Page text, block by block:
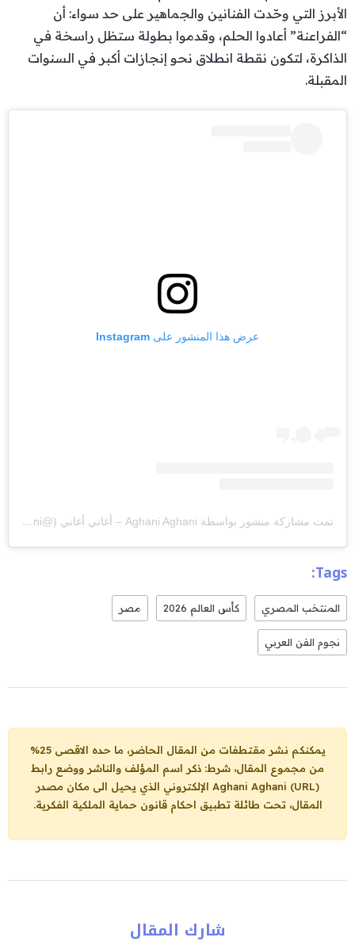
الأبرز التي وحّدت الفنانين والجماهير على حد سواء: أن
“الفراعنة” أعادوا الحلم، وقدموا بطولة ستظل راسخة في
الذاكرة، لتكون نقطة انطلاق نحو إنجازات أكبر في السنوات
المقبلة.
عرض هذا المنشور على Instagram
تمت مشاركة منشور بواسطة ‏‎Aghani Aghani – أغاني أغاني‎‏ (@‏‎aghaniaghani‎‏)
Tags:
المنتخب المصري كأس العالم 2026 مصر
نجوم الفن العربي
يمكنكم نشر مقتطفات من المقال الحاضر، ما حده الاقصى 25%
من مجموع المقال، شرط: ذكر اسم المؤلف والناشر ووضع رابط
Aghani Aghani (URL) الإلكتروني الذي يحيل الى مكان مصدر
المقال، تحت طائلة تطبيق احكام قانون حماية الملكية الفكرية.
شارك المقال